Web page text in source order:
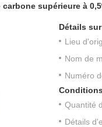
supérieure à
Détails
Lieu
Nom de
Numéro
Quantité
Détails